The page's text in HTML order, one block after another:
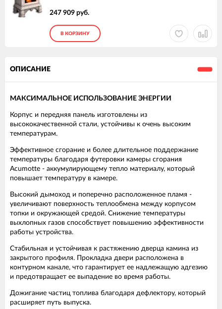
247 909 руб.
В КОРЗИНУ
ОПИСАНИЕ
МАКСИМАЛЬНОЕ ИСПОЛЬЗОВАНИЕ ЭНЕРГИИ
Корпус и передняя панель изготовлены из
высококачественной стали, устойчивы к очень высоким
температурам.
Эффективное сгорание и более длительное поддержание
температуры благодаря футеровки камеры сгорания
Acumotte - аккумулирующему тепло материалу, который
повышает температуру в камере.
Высокий дымоход и поперечно расположенное пламя -
увеличивают поверхность теплообмена между корпусом
топки и окружающей средой. Снижение температуры
выхлопных газов способствует повышению эффективности
работы устройства.
Стабильная и устойчивая к растяжению дверца камина из
закрытого профиля. Прокладка двери расположена в
контурном канале, что гарантирует ее надлежащую адгезию
и предотвращает ее выпадение во время работы.
Дожигание частиц топлива благодаря дефлектору, который
расширяет путь выпуска.